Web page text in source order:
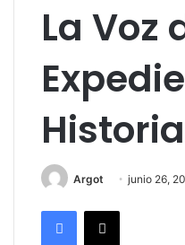
La Voz
Argot junio 26,
Facebook
X